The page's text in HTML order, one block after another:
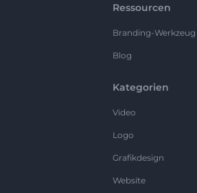
Ressourcen
Branding-Werkzeug
Blog
Kategorien
Video
Logo
Grafikdesign
Website